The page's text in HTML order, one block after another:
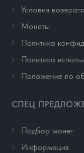
Условия возврата
Монеты
Политика
Политика
Положение по
СПЕЦ
Подбор монет
Информация